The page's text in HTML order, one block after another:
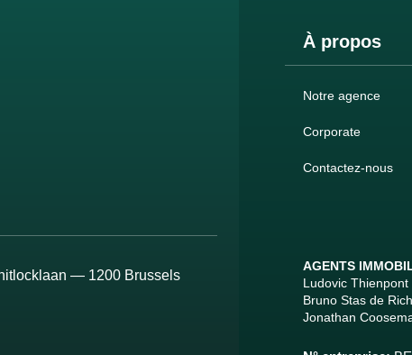
— 1200 Brussels
À propos
Notre agence
Corporate
Contactez-nous
AGENTS
Ludovic
Bruno Stas de
Jonathan